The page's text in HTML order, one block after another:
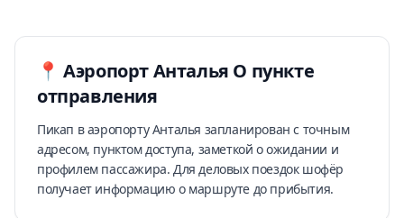
📍Аэропорт Анталья О пункте
отправления
Пикап в аэропорту Анталья запланирован с точным
адресом, пунктом доступа, заметкой о ожидании и
профилем пассажира. Для деловых поездок шофёр
получает информацию о маршруте до прибытия.